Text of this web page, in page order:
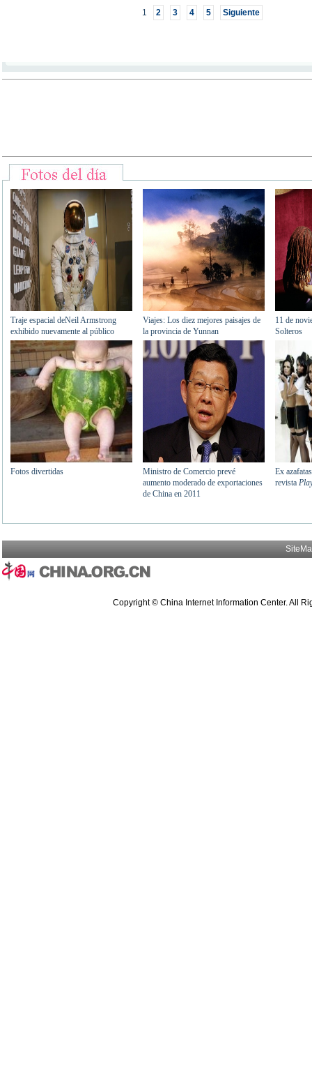
1 2 3 4 5 Siguiente
Copyright © China Internet Information Center. All